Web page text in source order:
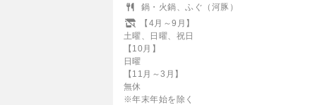
鍋・火鍋、ふぐ（河豚）
【4月～9月】
土曜、日曜、祝日
【10月】
日曜
【11月～3月】
無休
※年末年始を除く